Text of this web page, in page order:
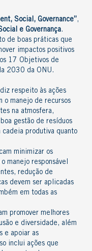
Social, Governance” ,
e Governança.
de boas práticas que
impactos positivos
17 Objetivos de
2030 da ONU.
respeito às ações
o manejo de recursos
s na atmosfera,
gestão de resíduos
cadeia produtiva quanto
minimizar os
manejo responsável
redução de
devem ser aplicadas
em todas as
promover melhores
e diversidade, além
e apoiar as
inclui ações que